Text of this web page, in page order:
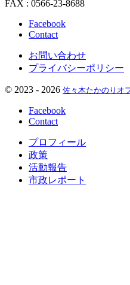
FAX : 0566-23-8688
Facebook
Contact
お問い合わせ
プライバシーポリシー
© 2023 - 2026 佐々木たかのりオ
Facebook
Contact
プロフィール
政策
活動報告
市政レポート